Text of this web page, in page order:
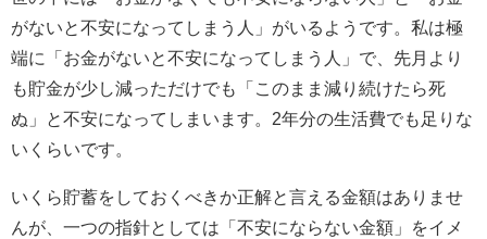
がないと不安になってしまう人」がいるようです。私は極
端に「お金がないと不安になってしまう人」で、先月より
も貯金が少し減っただけでも「このまま減り続けたら死
ぬ」と不安になってしまいます。2年分の生活費でも足りな
いくらいです。
いくら貯蓄をしておくべきか正解と言える金額はありませ
んが、一つの指針としては「不安にならない金額」をイメ